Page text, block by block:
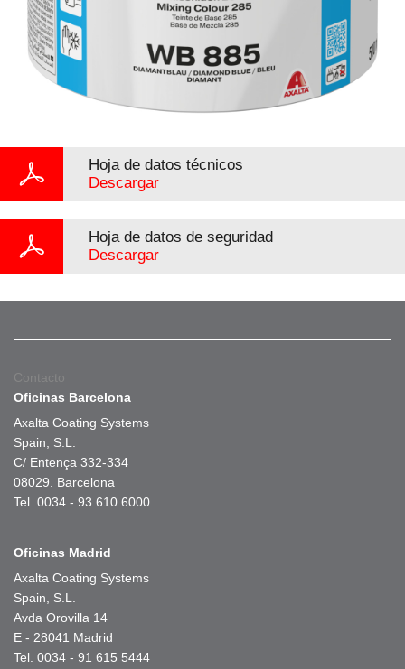
Hoja de datos técnicos
Descargar
Hoja de datos de seguridad
Descargar
Contacto
Oficinas Barcelona
Axalta Coating Systems
Spain, S.L.
C/ Entença 332-334
08029. Barcelona
Tel. 0034 - 93 610 6000
Oficinas Madrid
Axalta Coating Systems
Spain, S.L.
Avda Orovilla 14
E - 28041 Madrid
Tel. 0034 - 91 615 5444